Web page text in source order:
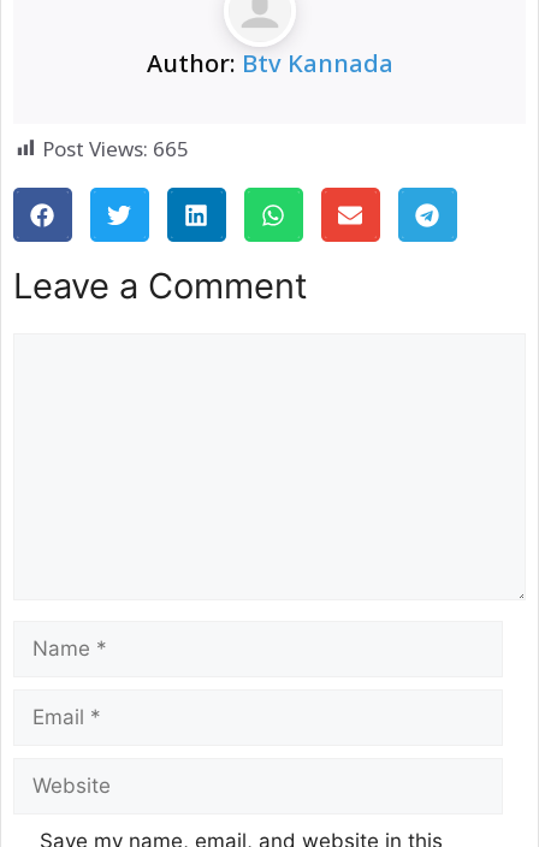
Author: Btv Kannada
Post Views: 665
Leave a Comment
Save my name, email, and website in this